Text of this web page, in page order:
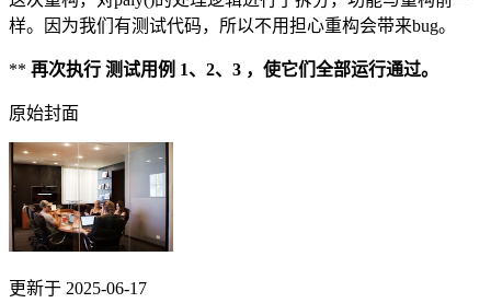
样。因为我们有测试代码，所以不用担心重构会带来bug。
** 再次执行 测试用例 1、2、3 ，使它们全部运行通过。
原始封面
更新于 2025-06-17